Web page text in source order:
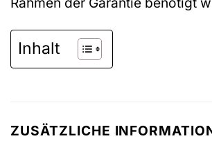
Inhalt
ZUSÄTZLICHE